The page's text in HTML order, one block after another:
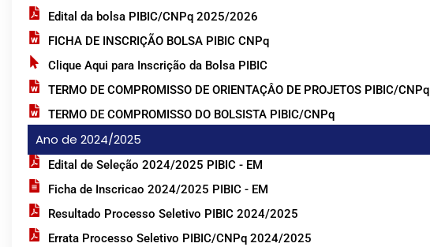
Edital da bolsa PIBIC/CNPq 2025/2026
FICHA DE INSCRIÇÃO BOLSA PIBIC CNPq
Clique Aqui para Inscrição da Bolsa PIBIC
TERMO DE COMPROMISSO DE ORIENTAÇÂO DE PROJETOS PIBIC/CNPq
TERMO DE COMPROMISSO DO BOLSISTA PIBIC/CNPq
Ano de 2024/2025
Edital de Seleção 2024/2025 PIBIC - EM
Ficha de Inscricao 2024/2025 PIBIC - EM
Resultado Processo Seletivo PIBIC 2024/2025
Errata Processo Seletivo PIBIC/CNPq 2024/2025